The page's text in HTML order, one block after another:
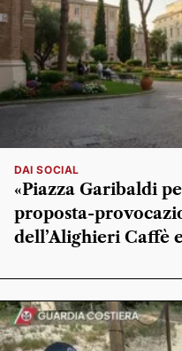
DAI SOCIAL
«Piazza Garibaldi
proposta-
dell’Alighieri Caffè